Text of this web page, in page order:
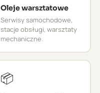
Oleje warsztatowe
Serwisy samochodowe,
stacje obsługi, warsztaty
mechaniczne.
📦